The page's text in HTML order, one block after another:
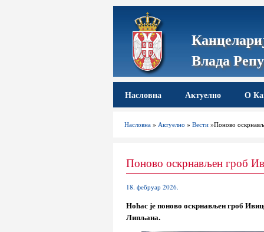
Влада
Насловна Актуелно О
Насловна »Актуелно »Вести »Поново
Поново оскрнављен гроб
18. фебруар 2026.
Ноћас је поново оскрнављен гроб
Липљана.